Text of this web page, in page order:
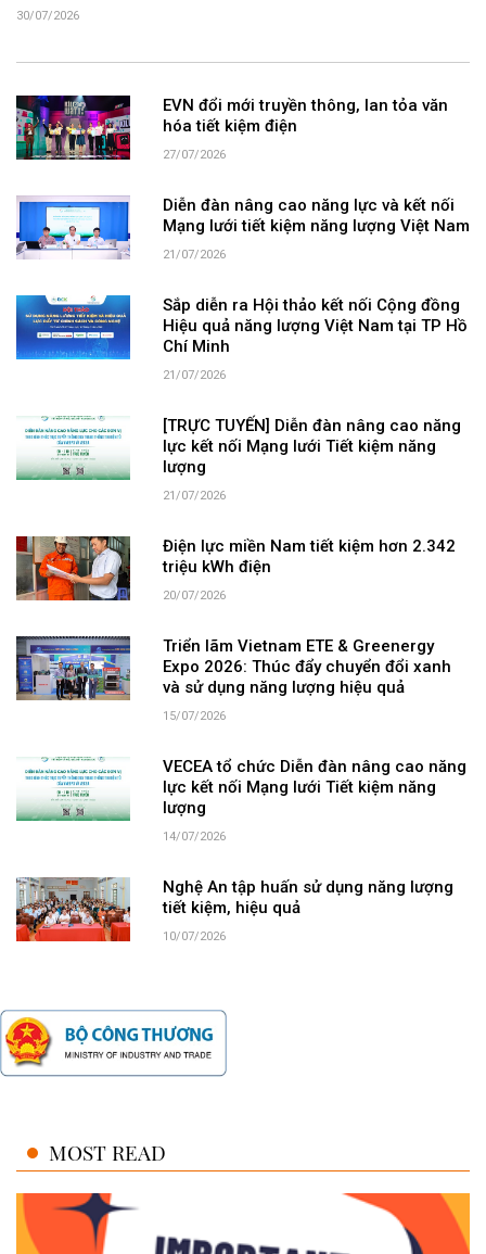
30/07/2026
EVN đổi mới truyền thông, lan tỏa văn
hóa tiết kiệm điện
27/07/2026
Diễn đàn nâng cao năng lực và kết nối
Mạng lưới tiết kiệm năng lượng Việt Nam
21/07/2026
Sắp diễn ra Hội thảo kết nối Cộng đồng
Hiệu quả năng lượng Việt Nam tại TP Hồ
Chí Minh
21/07/2026
[TRỰC TUYẾN] Diễn đàn nâng cao năng
lực kết nối Mạng lưới Tiết kiệm năng
lượng
21/07/2026
Điện lực miền Nam tiết kiệm hơn 2.342
triệu kWh điện
20/07/2026
Triển lãm Vietnam ETE & Greenergy
Expo 2026: Thúc đẩy chuyển đổi xanh
và sử dụng năng lượng hiệu quả
15/07/2026
VECEA tổ chức Diễn đàn nâng cao năng
lực kết nối Mạng lưới Tiết kiệm năng
lượng
14/07/2026
Nghệ An tập huấn sử dụng năng lượng
tiết kiệm, hiệu quả
10/07/2026
MOST READ